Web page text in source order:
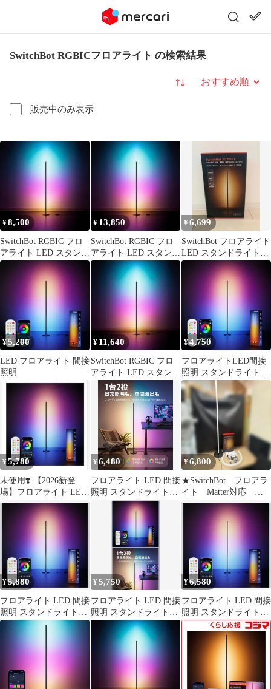
SwitchBot RGBICフロアライト の検索結果
販売中のみ表示
並び替え
¥8,500
SwitchBot RGBIC フロ
アライト LED スタンド
ライト
¥ 13,850
SwitchBot RGBIC フロ
アライト LED スタンド
ライト - スイm
¥6,699
SwitchBot フロアライト
LED スタンドライト
Matter対応
¥5,200
LED フロアライト 間接
照明
¥ 11,640
SwitchBot RGBIC フロ
アライト LED スタンド
ライト - スma
¥4,750
フロアライトLED間接
照明 スタンドライト多
色グラデーション 音楽
連動 調光調色
¥5,780
未使用❣️ 【2026新登
場】フロアライト LED
間接照明 スタンドライ
¥6,480
フロアライト LED 間接
照明 スタンドライト
【RGBIC搭載 】新品・
¥6,800
★SwitchBot フロアラ
イト Matter対応
W1702100
¥5,880
フロアライト LED 間接
照明 スタンドライト
RGBIC搭載 多色グラデ
ーション
¥5,750
フロアライト LED 間接
照明 スタンドライト
【RGBIC搭載多色グラ
デーション
¥6,580
フロアライト LED 間接
照明 スタンドライト
RGBIC搭載 多色グラデ
ーション